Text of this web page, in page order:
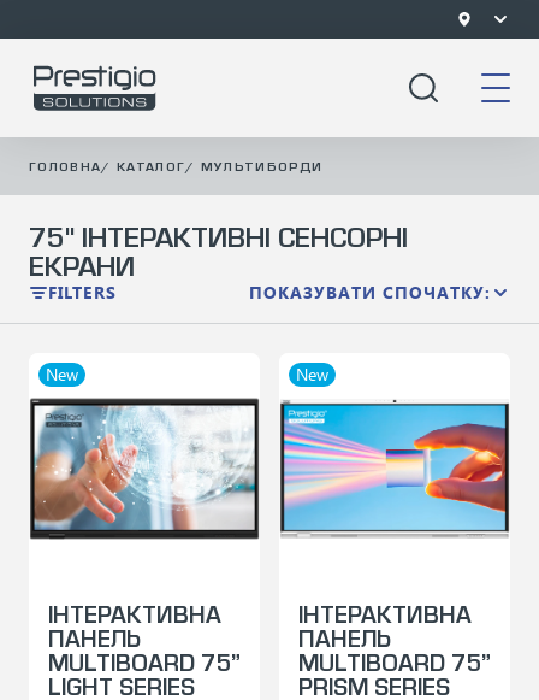
ГОЛОВНА/ КАТАЛОГ/ МУЛЬТИБОРДИ
75" ІНТЕРАКТИВНІ СЕНСОРНІ
ЕКРАНИ
FILTERS ПОКАЗУВАТИ СПОЧАТКУ:
New
ІНТЕРАКТИВНА
ПАНЕЛЬ
MULTIBOARD 75”
LIGHT SERIES
New
ІНТЕРАКТИВНА
ПАНЕЛЬ
MULTIBOARD 75”
PRISM SERIES